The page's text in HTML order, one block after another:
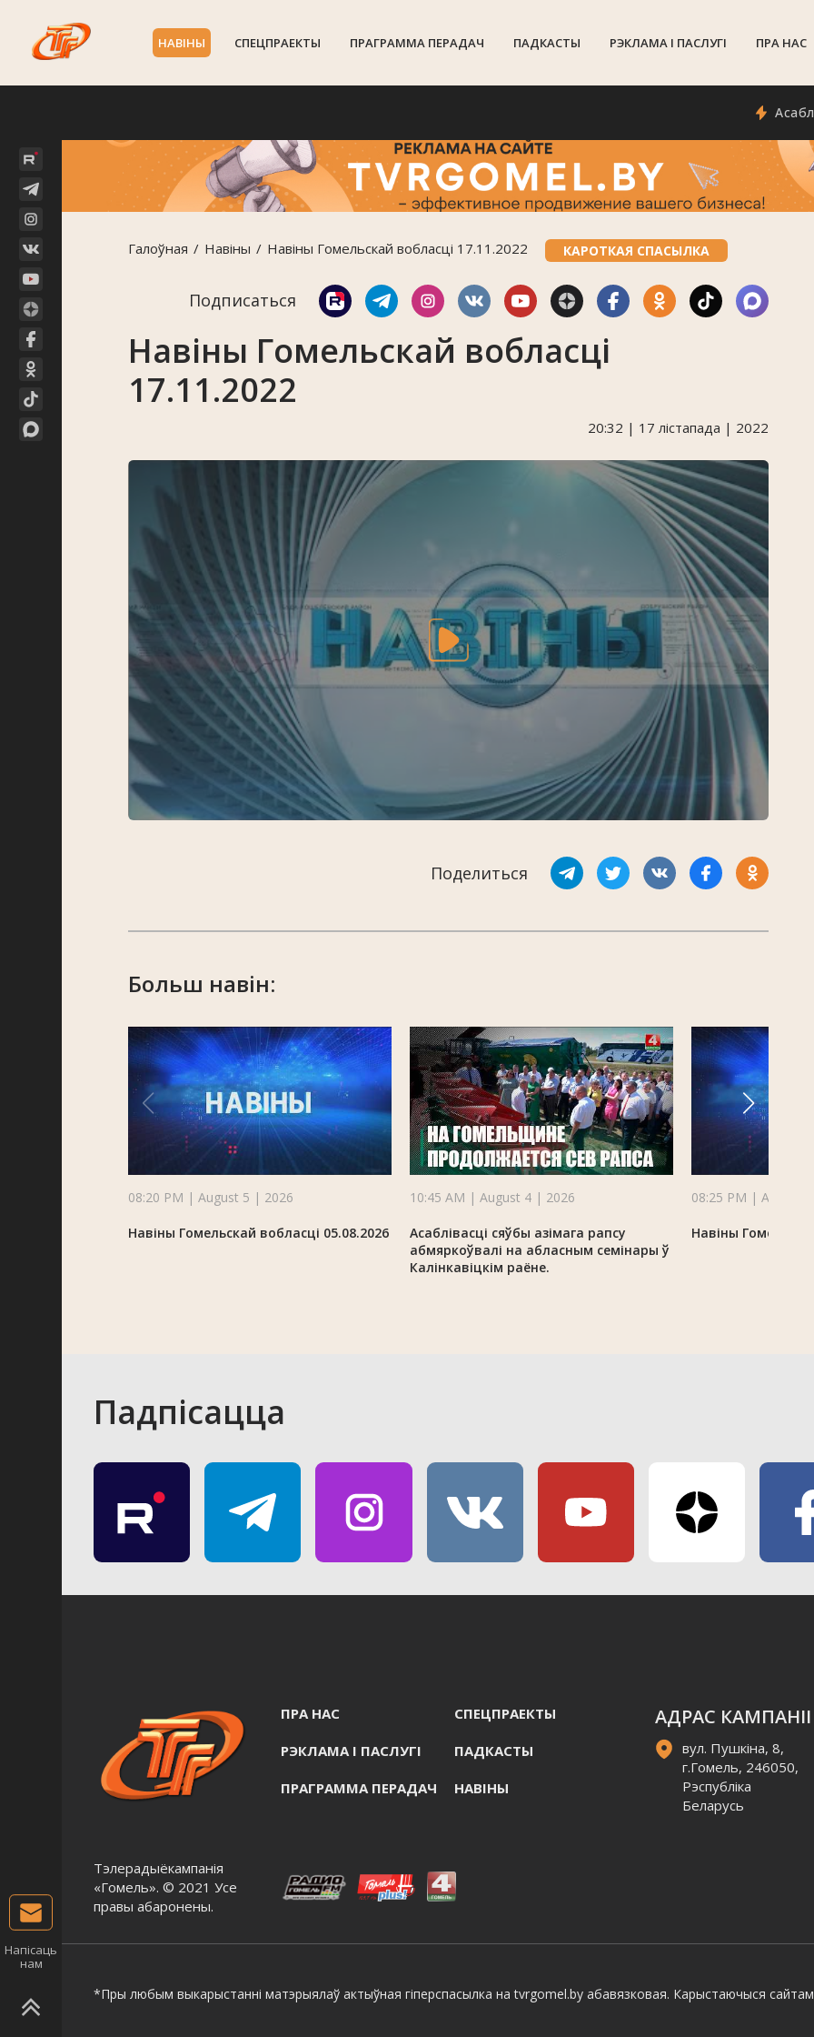
НАВIНЫ СПЕЦПРАЕКТЫ ПРАГРАММА ПЕРАДАЧ ПАДКАСТЫ РЭКЛАМА I ПАСЛУГI ПРА НАС
Галоўная Навiны Навіны Гомельскай вобласці 17.11.2022 КАРОТКАЯ СПАСЫЛКА
Подписаться
Навіны Гомельскай вобласці
17.11.2022
20:32 | 17 лістапада | 2022
Поделиться
Больш навін:
08:20 PM | August 5 | 2026
Навіны Гомельскай вобласці 05.08.2026
10:45 AM | August 4 | 2026
Асаблівасці сяўбы азімага рапсу
абмяркоўвалі на абласным семінары ў
Калінкавіцкім раёне.
08:25 PM | August 3
Навіны
Падпісацца
Тэлерадыёкампанія
«Гомель». © 2021 Усе
правы абаронены.
ПРА НАС СПЕЦПРАЕКТЫ
РЭКЛАМА I ПАСЛУГI ПАДКАСТЫ
ПРАГРАММА ПЕРАДАЧ НАВIНЫ
АДРАС КАМПАНІІ
вул. Пушкіна, 8,
г.Гомель, 246050,
Рэспубліка
Беларусь
*Пры любым выкарыстанні матэрыялаў актыўная гіперспасылка на tvrgomel.by абавязковая. Карыстаючыся
Напісаць
нам